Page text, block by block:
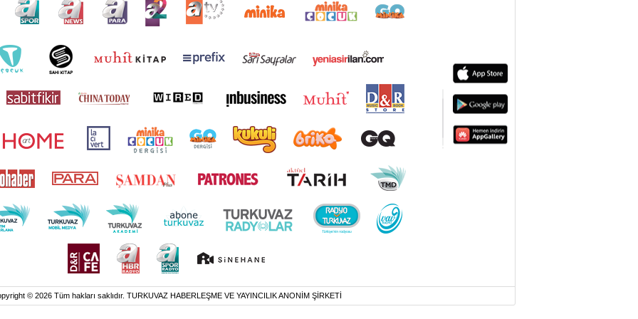
© 2026 Tüm hakları saklıdır. TURKUVAZ HABERLEŞME VE YAYINCILIK ANONİM ŞİRKETİ